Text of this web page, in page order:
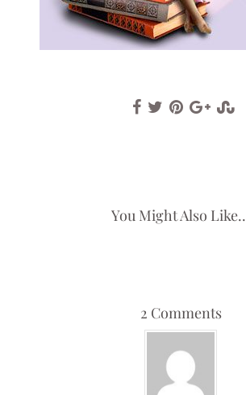
You Might Also
2 Comments